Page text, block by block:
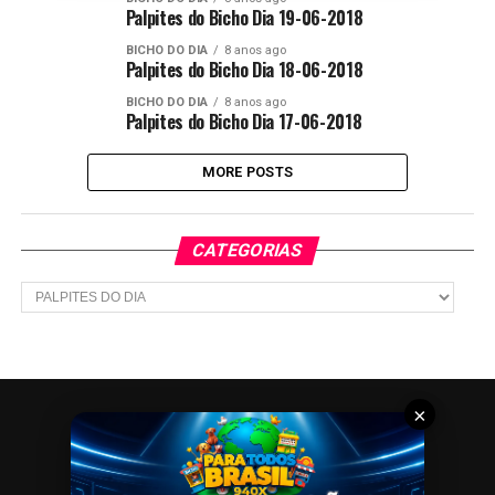
Palpites do Bicho Dia 19-06-2018
BICHO DO DIA 8 anos ago
Palpites do Bicho Dia 18-06-2018
BICHO DO DIA 8 anos ago
Palpites do Bicho Dia 17-06-2018
MORE POSTS
CATEGORIAS
Categorias
×